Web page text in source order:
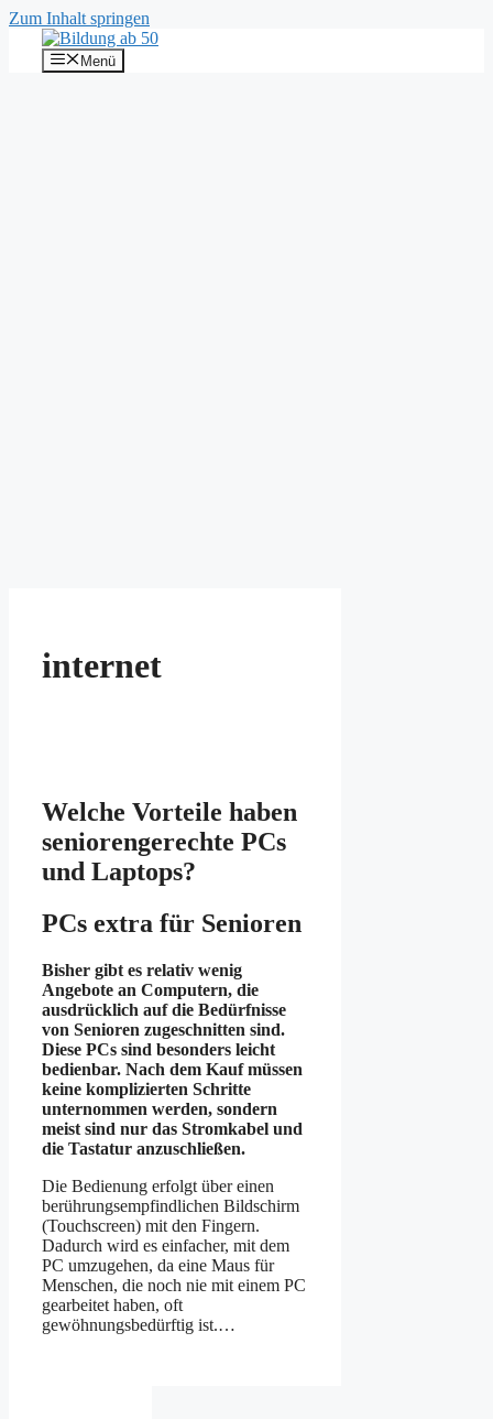
Zum Inhalt springen
Menü
internet
Welche Vorteile haben
seniorengerechte PCs
und Laptops?
PCs extra für Senioren
Bisher gibt es relativ wenig
Angebote an Computern, die
ausdrücklich auf die Bedürfnisse
von Senioren zugeschnitten sind.
Diese PCs sind besonders leicht
bedienbar. Nach dem Kauf müssen
keine komplizierten Schritte
unternommen werden, sondern
meist sind nur das Stromkabel und
die Tastatur anzuschließen.
Die Bedienung erfolgt über einen
berührungsempfindlichen Bildschirm
(Touchscreen) mit den Fingern.
Dadurch wird es einfacher, mit dem
PC umzugehen, da eine Maus für
Menschen, die noch nie mit einem PC
gearbeitet haben, oft
gewöhnungsbedürftig ist.…